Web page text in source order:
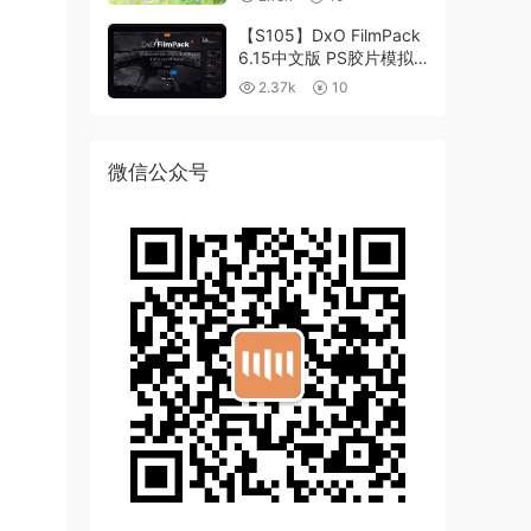
【S105】DxO FilmPack
6.15中文版 PS胶片模拟
滤镜支持WIN/MAC
2.37k 10
微信公众号